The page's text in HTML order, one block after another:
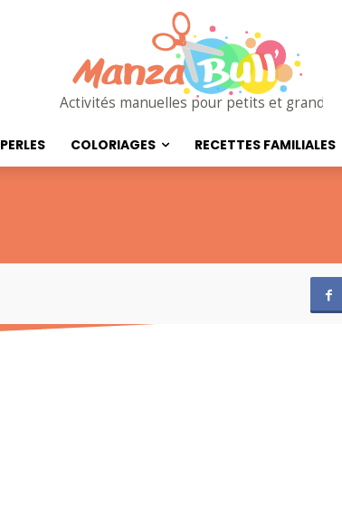
Activités manuelles pour petits et grands
PERLES COLORIAGES RECETTES FAMILIALES